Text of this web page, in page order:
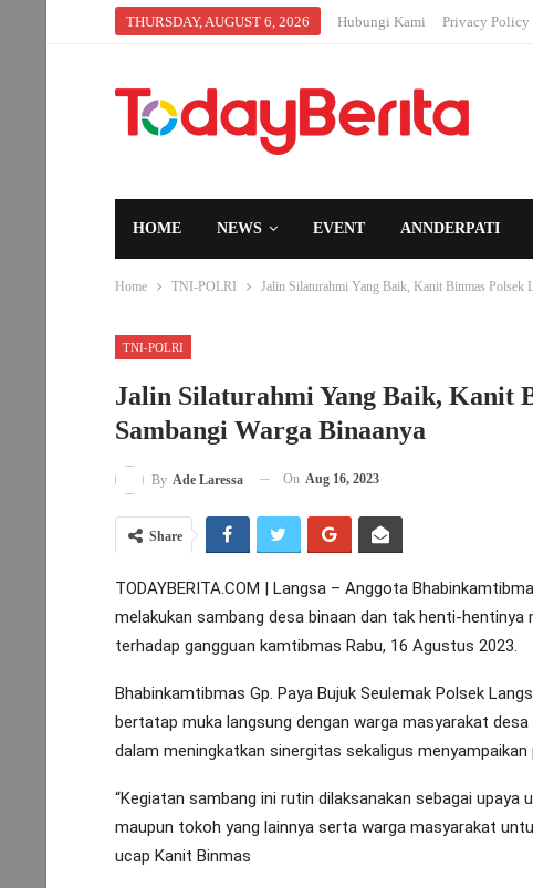
THURSDAY, AUGUST 6, 2026 Hubungi Kami Privacy Policy
HOME NEWS EVENT ANNDERPATI
Home TNI-POLRI Jalin Silaturahmi Yang Baik, Kanit Binmas Polsek
TNI-POLRI
Jalin Silaturahmi Yang Baik, Kanit
Sambangi Warga Binaanya
By Ade Laressa On Aug 16, 2023
Share
TODAYBERITA.COM | Langsa – Anggota
melakukan sambang desa binaan dan tak henti-
terhadap gangguan kamtibmas Rabu, 16 Agustus 2023.
Bhabinkamtibmas Gp. Paya Bujuk Seulemak Polsek
bertatap muka langsung dengan warga masyarakat
dalam meningkatkan sinergitas sekaligus
“Kegiatan sambang ini rutin dilaksanakan sebagai
maupun tokoh yang lainnya serta warga masyarakat
ucap Kanit Binmas